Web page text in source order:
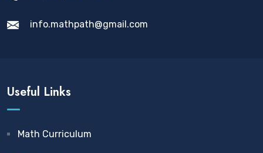
info.mathpath@gmail.com
Useful Links
Math Curriculum